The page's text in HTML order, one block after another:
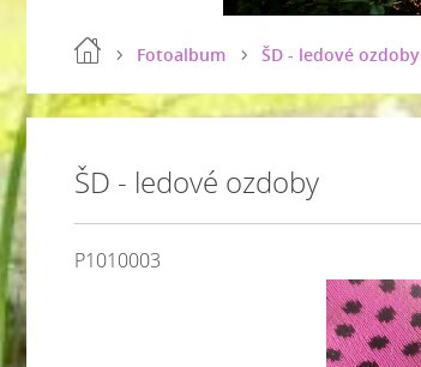
Fotoalbum ŠD - ledové ozdoby
ŠD - ledové ozdoby
P1010003